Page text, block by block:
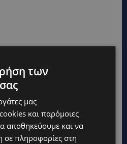
των
μας
και παρόμοιες
αποθηκεύουμε και να
σε πληροφορίες στη